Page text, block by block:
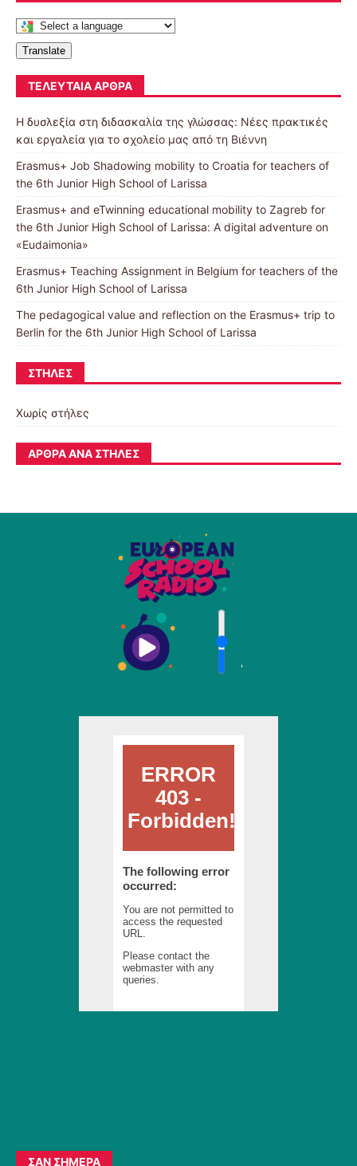
Translate
ΤΕΛΕΥΤΑΊΑ ΆΡΘΡΑ
Η δυσλεξία στη διδασκαλία της γλώσσας: Νέες πρακτικές
και εργαλεία για το σχολείο μας από τη Βιέννη
Erasmus+ Job Shadowing mobility to Croatia for teachers of
the 6th Junior High School of Larissa
Erasmus+ and eTwinning educational mobility to Zagreb for
the 6th Junior High School of Larissa: A digital adventure on
«Eudaimonia»
Erasmus+ Teaching Assignment in Belgium for teachers of the
6th Junior High School of Larissa
The pedagogical value and reflection on the Erasmus+ trip to
Berlin for the 6th Junior High School of Larissa
ΣΤΉΛΕΣ
Χωρίς στήλες
ΆΡΘΡΑ ΑΝΆ ΣΤΉΛΕΣ
'
ΣΑΝ ΣΉΜΕΡΑ